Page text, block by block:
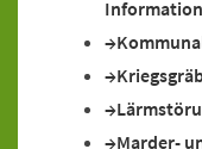
Marder-